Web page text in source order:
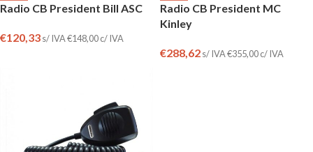
Radio CB President Bill ASC
€120,33s/ IVA€148,00c/ IVA
Radio CB President MC
Kinley
€288,62s/ IVA€355,00c/ IVA